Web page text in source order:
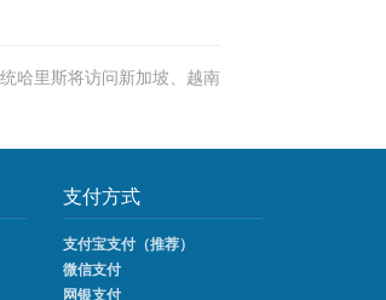
哈里斯将访问新加坡、越南
支付方式
支付宝支付（推荐）
微信支付
网银支付